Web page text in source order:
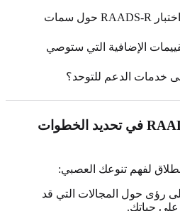
ماذا تقترح درجاتي في اختبار RAADS-R حول سمات
الإضافية التي ستوصي
خدمات الدعم للتوحد؟
كيف يمكن أن يُفيد RAADS-R في تحديد الخطوات
رؤى حول المجالات التي قد
على حياتك.